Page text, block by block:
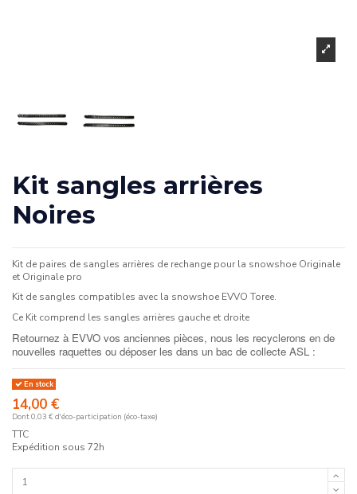
Kit sangles arrières
Noires
Kit de paires de sangles arrières de rechange pour la snowshoe Originale
et Originale pro
Kit de sangles compatibles avec la snowshoe EVVO Toree.
Ce Kit comprend les sangles arrières gauche et droite
Retournez à EVVO vos anciennes pièces, nous les recyclerons en de
nouvelles raquettes ou déposer les dans un bac de collecte ASL :
En stock
14,00 €
Dont 0,03 € d'éco-participation (éco-taxe)
TTC
Expédition sous 72h